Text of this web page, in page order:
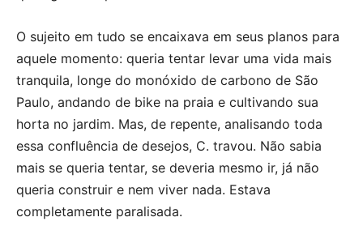
O sujeito em tudo se encaixava em seus planos para
aquele momento: queria tentar levar uma vida mais
tranquila, longe do monóxido de carbono de São
Paulo, andando de bike na praia e cultivando sua
horta no jardim. Mas, de repente, analisando toda
essa confluência de desejos, C. travou. Não sabia
mais se queria tentar, se deveria mesmo ir, já não
queria construir e nem viver nada. Estava
completamente paralisada.